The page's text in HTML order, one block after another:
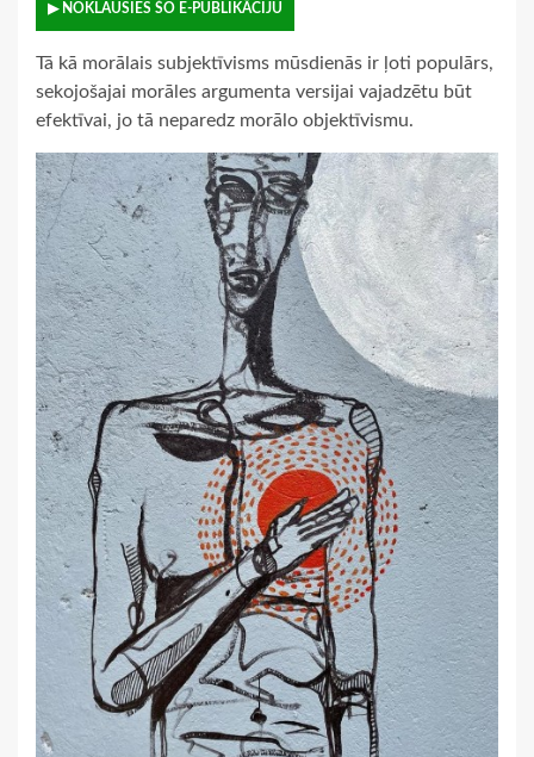
▶ NOKLAUSIES ŠO E-PUBLIKĀCIJU
Tā kā morālais subjektīvisms mūsdienās ir ļoti populārs,
sekojošajai morāles argumenta versijai vajadzētu būt
efektīvai, jo tā neparedz morālo objektīvismu.